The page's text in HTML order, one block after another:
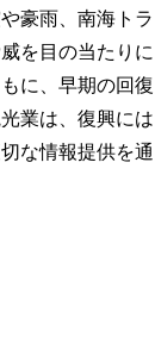
豪雨、南海トラ
を目の当たりに
に、早期の回復
業は、復興には
な情報提供を通